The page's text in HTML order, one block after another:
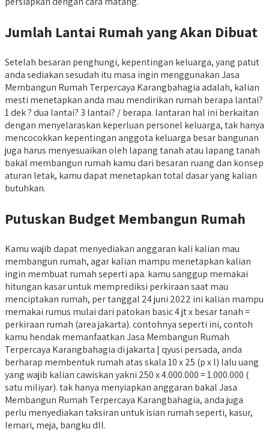
Jumlah Lantai Rumah yang Akan Dibuat
Setelah besaran penghungi, kepentingan keluarga, yang patut
anda sediakan sesudah itu masa ingin menggunakan Jasa
Membangun Rumah Terpercaya Karangbahagia adalah, kalian
mesti menetapkan anda mau mendirikan rumah berapa lantai?
1 dek ? dua lantai? 3 lantai? / berapa. lantaran hal ini berkaitan
dengan menyelaraskan keperluan personel keluarga, tak hanya
mencocokkan kepentingan anggota keluarga besar bangunan
juga harus menyesuaikan oleh lapang tanah atau lapang tanah
bakal membangun rumah kamu dari besaran ruang dan konsep
aturan letak, kamu dapat menetapkan total dasar yang kalian
butuhkan.
Putuskan Budget Membangun Rumah
Kamu wajib dapat menyediakan anggaran kali kalian mau
membangun rumah, agar kalian mampu menetapkan kalian
ingin membuat rumah seperti apa. kamu sanggup memakai
hitungan kasar untuk memprediksi perkiraan saat mau
menciptakan rumah, per tanggal 24 juni 2022 ini kalian mampu
memakai rumus mulai dari patokan basic 4 jt x besar tanah =
perkiraan rumah (area jakarta). contohnya seperti ini, contoh
kamu hendak memanfaatkan Jasa Membangun Rumah
Terpercaya Karangbahagia di jakarta | qyusi persada, anda
berharap membentuk rumah atas skala 10 x 25 (p x l) lalu uang
yang wajib kalian cawiskan yakni 250 x 4.000.000 = 1.000.000 (
satu miliyar). tak hanya menyiapkan anggaran bakal Jasa
Membangun Rumah Terpercaya Karangbahagia, anda juga
perlu menyediakan taksiran untuk isian rumah seperti, kasur,
lemari, meja, bangku dll.